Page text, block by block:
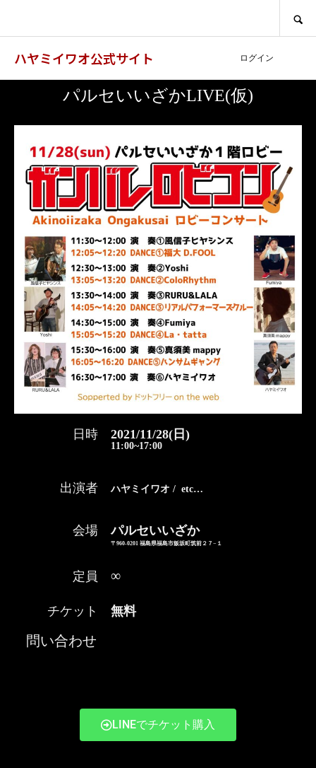
ハヤミイワオ公式サイト ログイン
パルセいいざかLIVE(仮)
日時 2021/11/28(日)
11:00~17:00
出演者ハヤミイワオ / etc…
会場パルセいいざか
〒960-0201 福島県福島市飯坂町筑前２７−１
定員 ∞
チケット 無料
問い合わせ
LINEでチケット購入